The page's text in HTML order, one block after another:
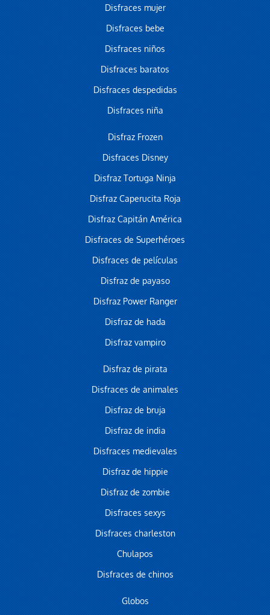
Disfraces mujer
Disfraces bebe
Disfraces niños
Disfraces baratos
Disfraces despedidas
Disfraces niña
Disfraz Frozen
Disfraces Disney
Disfraz Tortuga Ninja
Disfraz Caperucita Roja
Disfraz Capitán América
Disfraces de Superhéroes
Disfraces de películas
Disfraz de payaso
Disfraz Power Ranger
Disfraz de hada
Disfraz vampiro
Disfraz de pirata
Disfraces de animales
Disfraz de bruja
Disfraz de india
Disfraces medievales
Disfraz de hippie
Disfraz de zombie
Disfraces sexys
Disfraces charleston
Chulapos
Disfraces de chinos
Globos